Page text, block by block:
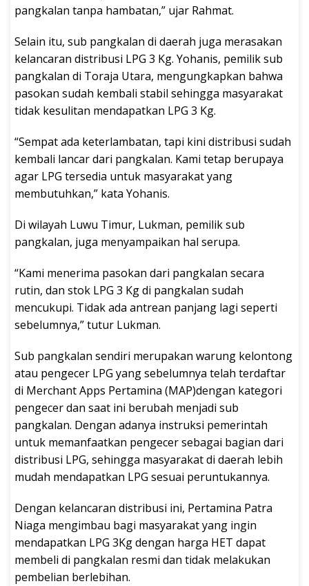
pangkalan tanpa hambatan,” ujar Rahmat.
Selain itu, sub pangkalan di daerah juga merasakan
kelancaran distribusi LPG 3 Kg. Yohanis, pemilik sub
pangkalan di Toraja Utara, mengungkapkan bahwa
pasokan sudah kembali stabil sehingga masyarakat
tidak kesulitan mendapatkan LPG 3 Kg.
“Sempat ada keterlambatan, tapi kini distribusi sudah
kembali lancar dari pangkalan. Kami tetap berupaya
agar LPG tersedia untuk masyarakat yang
membutuhkan,” kata Yohanis.
Di wilayah Luwu Timur, Lukman, pemilik sub
pangkalan, juga menyampaikan hal serupa.
“Kami menerima pasokan dari pangkalan secara
rutin, dan stok LPG 3 Kg di pangkalan sudah
mencukupi. Tidak ada antrean panjang lagi seperti
sebelumnya,” tutur Lukman.
Sub pangkalan sendiri merupakan warung kelontong
atau pengecer LPG yang sebelumnya telah terdaftar
di Merchant Apps Pertamina (MAP)dengan kategori
pengecer dan saat ini berubah menjadi sub
pangkalan. Dengan adanya instruksi pemerintah
untuk memanfaatkan pengecer sebagai bagian dari
distribusi LPG, sehingga masyarakat di daerah lebih
mudah mendapatkan LPG sesuai peruntukannya.
Dengan kelancaran distribusi ini, Pertamina Patra
Niaga mengimbau bagi masyarakat yang ingin
mendapatkan LPG 3Kg dengan harga HET dapat
membeli di pangkalan resmi dan tidak melakukan
pembelian berlebihan.